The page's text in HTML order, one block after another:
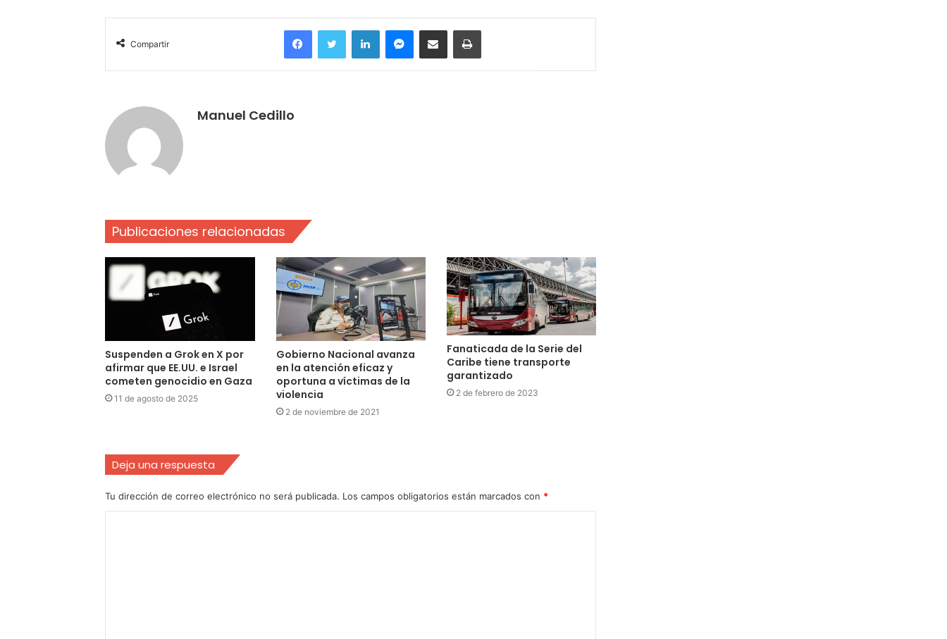
Compartir
FacebookTwitter LinkedInMessengerCompartir por correo electrónicoImprimir
Manuel Cedillo
Publicaciones relacionadas
Suspenden a Grok en X por
afirmar que EE.UU. e Israel
cometen genocidio en Gaza
11 de agosto de 2025
Gobierno Nacional avanza
en la atención eficaz y
oportuna a víctimas de la
violencia
2 de noviembre de 2021
Fanaticada de la Serie del
Caribe tiene transporte
garantizado
2 de febrero de 2023
Deja una respuesta
Tu dirección de correo electrónico no será publicada. Los campos obligatorios están marcados con *